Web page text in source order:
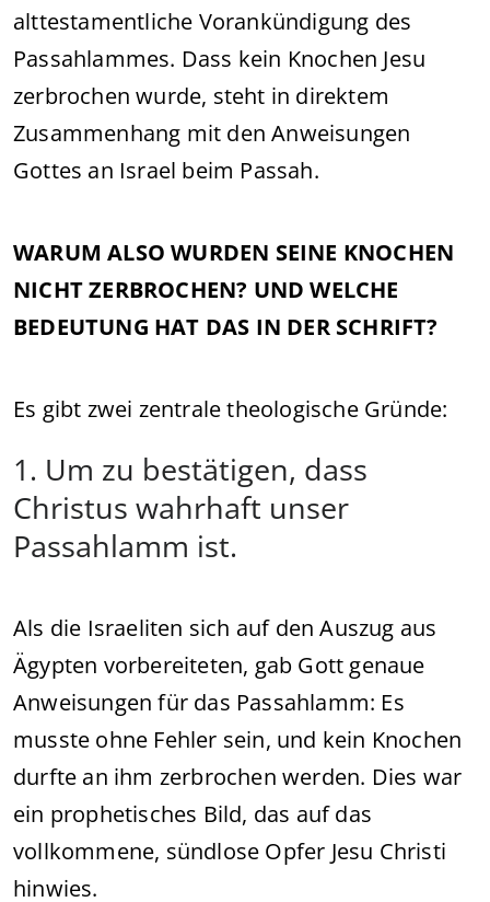
alttestamentliche Vorankündigung des
Passahlammes. Dass kein Knochen Jesu
zerbrochen wurde, steht in direktem
Zusammenhang mit den Anweisungen
Gottes an Israel beim Passah.
WARUM ALSO WURDEN SEINE KNOCHEN
NICHT ZERBROCHEN? UND WELCHE
BEDEUTUNG HAT DAS IN DER SCHRIFT?
Es gibt zwei zentrale theologische Gründe:
1. Um zu bestätigen, dass
Christus wahrhaft unser
Passahlamm ist.
Als die Israeliten sich auf den Auszug aus
Ägypten vorbereiteten, gab Gott genaue
Anweisungen für das Passahlamm: Es
musste ohne Fehler sein, und kein Knochen
durfte an ihm zerbrochen werden. Dies war
ein prophetisches Bild, das auf das
vollkommene, sündlose Opfer Jesu Christi
hinwies.